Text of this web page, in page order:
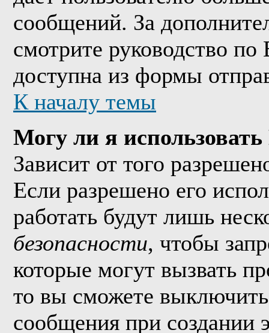
сообщений. За
смотрите руководство
доступна из формы
К началу темы
Могу ли я
Зависит от того
Если разрешено его
работать будут лишь
безопасности, чтобы
которые могут вызвать
то вы сможете выключить
сообщения при создании